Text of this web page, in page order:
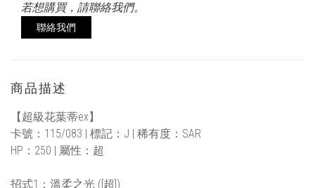
若想購買，請聯絡我們。
聯絡我們
商品描述
【超級花葉蒂ex】
卡號：115/083 | 標記：J | 稀有度：SAR
HP：250 | 屬性：超
招式1：溫柔之光 ([超])